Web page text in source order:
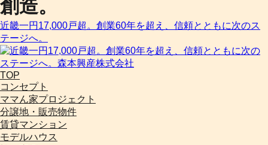
創造。
近畿一円17,000戸超。創業60年を超え、信頼とともに次のス
テージへ。
TOP
コンセプト
ママん家プロジェクト
分譲地・販売物件
賃貸マンション
モデルハウス